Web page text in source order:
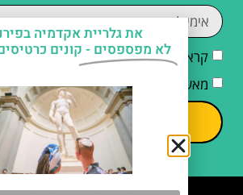
קראתי והסכמתי למדיניות הפרטיות
מאשר/ת קבלת דיוור וחומרים פרסומיים
שליחה
את גלריית אקדמיה
לא מפספסים - קונים